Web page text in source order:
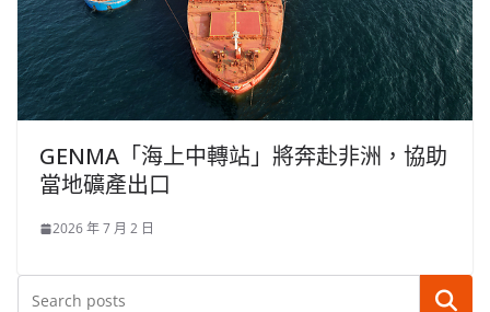
GENMA「海上中轉站」將奔赴非洲，協助
當地礦產出口
2026 年 7 月 2 日
搜尋